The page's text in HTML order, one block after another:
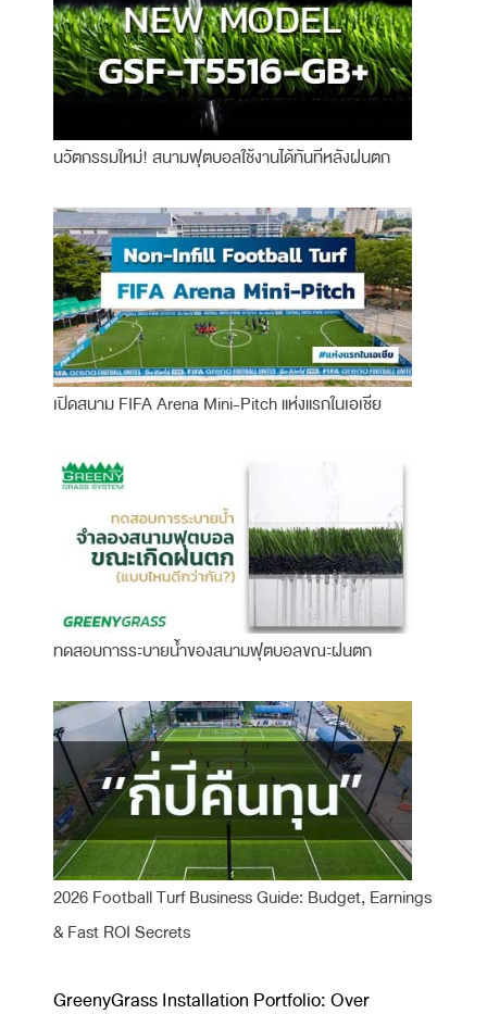
นวัตกรรมใหม่! สนามฟุตบอลใช้งานได้ทันทีหลังฝนตก
เปิดสนาม FIFA Arena Mini-Pitch แห่งแรกในเอเชีย
ทดสอบการระบายน้ำของสนามฟุตบอลขณะฝนตก
2026 Football Turf Business Guide: Budget, Earnings
& Fast ROI Secrets
GreenyGrass Installation Portfolio: Over